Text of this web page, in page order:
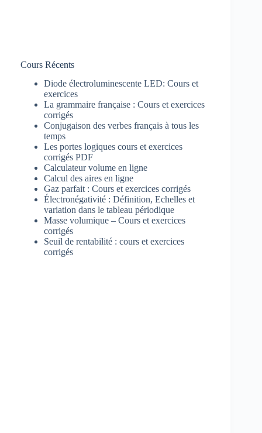
Cours Récents
Diode électroluminescente LED: Cours et
exercices
La grammaire française : Cours et exercices
corrigés
Conjugaison des verbes français à tous les
temps
Les portes logiques cours et exercices
corrigés PDF
Calculateur volume en ligne
Calcul des aires en ligne
Gaz parfait : Cours et exercices corrigés
Électronégativité : Définition, Echelles et
variation dans le tableau périodique
Masse volumique – Cours et exercices
corrigés
Seuil de rentabilité : cours et exercices
corrigés